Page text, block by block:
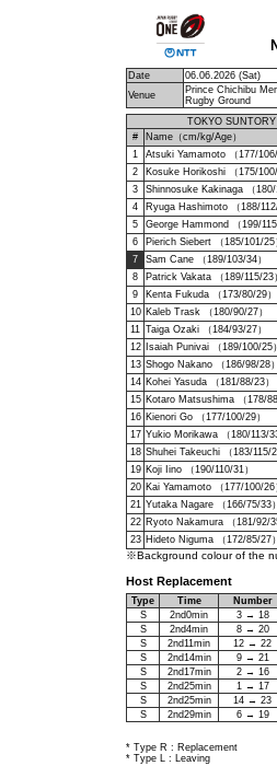
Date 06.06.2026 (Sat)
Venue
Prince Chichibu
Rugby Ground
TOKYO
#
Name（cm/kg/Age）
1
Atsuki Yamamoto （177/106/
2
Kosuke Horikoshi （175/100/
3
Shinnosuke Kakinaga （180/
4
Ryuga Hashimoto （188/112/
5
George Hammond （199/115/
6
Pierich Siebert （185/101/25
7
Sam Cane （189/103/34）
8
Patrick Vakata （189/115/23）
9
Kenta Fukuda （173/80/29）
10 Kaleb Trask （180/90/27）
11 Taiga Ozaki （184/93/27）
12
Isaiah Punivai （189/100/25）
13 Shogo Nakano （186/98/28）
14 Kohei Yasuda （181/88/23）
15 Kotaro Matsushima （178/
16 Kienori Go （177/100/29）
17 Yukio Morikawa （180/113/33
18 Shuhei Takeuchi （183/115/
19 Koji Iino （190/110/31）
20 Kai Yamamoto （177/100/26
21 Yutaka Nagare （166/75/33）
22 Ryoto Nakamura （181/92/
23 Hideto Niguma （172/85/27）
※Background colour of the
Host Replacement
Type Time
Number
S
2nd0min
3 → 18
S
2nd4min
8 → 20
S
2nd11min
12 → 22
S
2nd14min
9 → 21
S
2nd17min
2 → 16
S
2nd25min
1 → 17
S
2nd25min
14 → 23
S
2nd29min 6 → 19
* Type R : Replacement
* Type L : Leaving